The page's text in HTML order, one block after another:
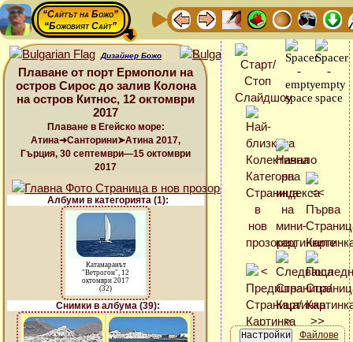
“Сайтът на Божо”
“Божовият Сайт”
Дизайнер Божо
Плаване от порт Ермополи на
остров Сирос до залив Колона
на остров Китнос, 12 октомври
2017
Плаване в Егейско море:
Атина➜Санторини➤Атина 2017,
Гърция, 30 септември—15 октомври
2017
Албуми в категорията (1):
Катамаранът
"Ветрогон", 12
октомври 2017
(32)
Снимки в албума (39):
Файлове